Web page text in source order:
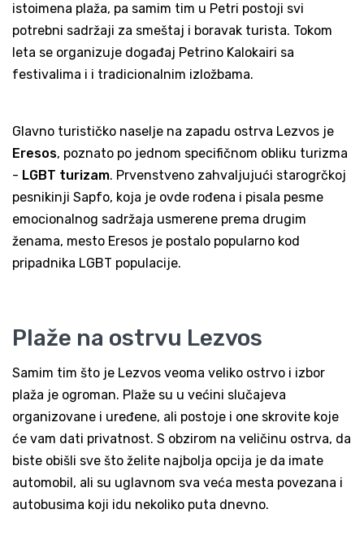
istoimena plaža, pa samim tim u Petri postoji svi
potrebni sadržaji za smeštaj i boravak turista. Tokom
leta se organizuje događaj Petrino Kalokairi sa
festivalima i i tradicionalnim izložbama.
Glavno turističko naselje na zapadu ostrva Lezvos je
Eresos, poznato po jednom specifičnom obliku turizma
- LGBT turizam. Prvenstveno zahvaljujući starogrčkoj
pesnikinji Sapfo, koja je ovde rođena i pisala pesme
emocionalnog sadržaja usmerene prema drugim
ženama, mesto Eresos je postalo popularno kod
pripadnika LGBT populacije.
Plaže na ostrvu Lezvos
Samim tim što je Lezvos veoma veliko ostrvo i izbor
plaža je ogroman. Plaže su u većini slučajeva
organizovane i uređene, ali postoje i one skrovite koje
će vam dati privatnost. S obzirom na veličinu ostrva, da
biste obišli sve što želite najbolja opcija je da imate
automobil, ali su uglavnom sva veća mesta povezana i
autobusima koji idu nekoliko puta dnevno.